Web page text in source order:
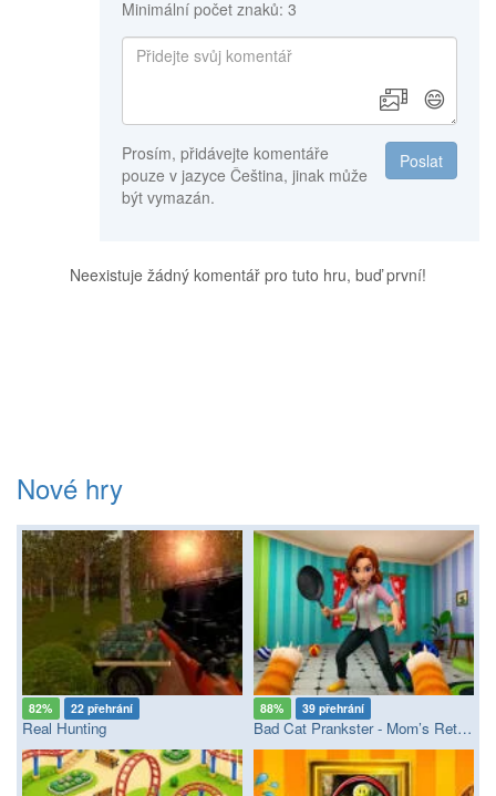
Minimální počet znaků: 3
😄
Poslat
Prosím, přidávejte komentáře
pouze v jazyce Čeština, jinak může
být vymazán.
Neexistuje žádný komentář pro tuto hru, buď první!
Nové hry
82% 22 přehrání
Real Hunting
88% 39 přehrání
Bad Cat Prankster - Mom’s Return